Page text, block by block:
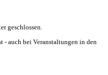
geschlossen.
- auch bei Veranstaltungen in den